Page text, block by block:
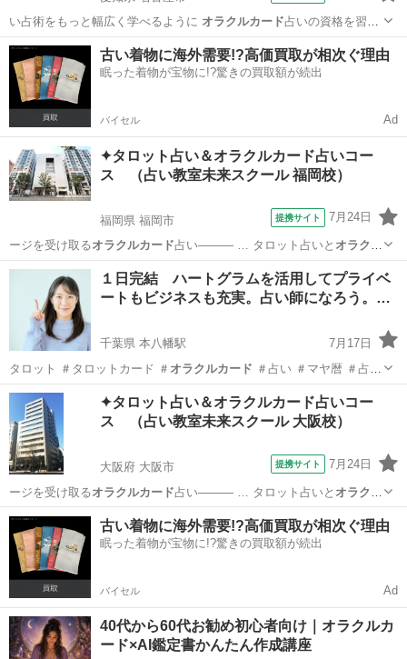
い占術をもっと幅広く学べるように オラクルカード占いの資格を習得
できるコースを開設…
愛知 名古屋市 占い
古い着物に海外需要!?高価買取が相次ぐ理由
眠った着物が宝物に!?驚きの買取額が続出
バイセル Ad
✦タロット占い＆オラクルカード占いコー
ス （占い教室未来スクール 福岡校）
福岡県 福岡市 提携サイト 7月24日
ージを受け取るオラクルカード 占い――― … タロット占いと オラクル
カード占いの2つの資…
福岡 福岡市 占い
１日完結 ハートグラムを活用してプライベ
ートもビジネスも充実。占い師になろう。…
千葉県 本八幡駅
7月17日
タロット ＃タロットカード ＃ オラクルカード ＃占い ＃マヤ暦 ＃占い
…千葉 本八幡駅 占い師
✦タロット占い＆オラクルカード占いコー
ス （占い教室未来スクール 大阪校）
大阪府 大阪市 提携サイト 7月24日
ージを受け取るオラクルカード 占い――― … タロット占いと オラクル
カード占いの2つの資…
大阪 大阪市 占い
古い着物に海外需要!?高価買取が相次ぐ理由
眠った着物が宝物に!?驚きの買取額が続出
バイセル Ad
40代から60代お勧め初心者向け｜オラクルカ
ード×AI鑑定書かんたん作成講座